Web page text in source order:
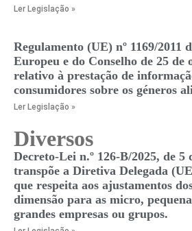
Ler Legislação »
Regulamento (UE) nº 1169/2011
Europeu e do Conselho de 25 de
relativo à prestação de
consumidores sobre os géneros
Ler Legislação »
Diversos
Decreto-Lei n.º 126-B/2025, de 5
transpõe a Diretiva Delegada
que respeita aos ajustamentos
dimensão para as micro,
grandes empresas ou grupos.